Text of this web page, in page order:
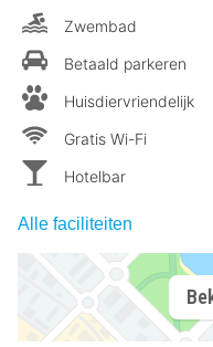
Zwembad
Betaald parkeren
Huisdiervriendelijk
Gratis Wi-Fi
Hotelbar
Alle faciliteiten